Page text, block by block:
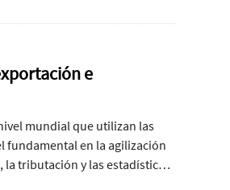
e
mundial que utilizan las
fundamental en la agilización
tributación y las estadísticas